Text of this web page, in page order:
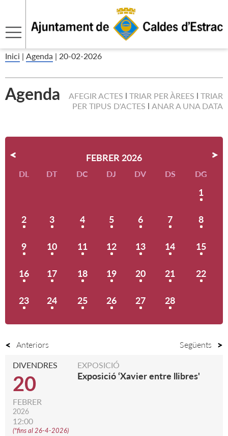
Inici | Agenda | 20-02-2026
Agenda AFEGIR ACTES TRIAR PER ÀREES
TRIAR
PER TIPUS D'ACTES
ANAR A UNA DATA
FEBRER 2026
DL DT DC DJ DV DS DG
1
2 3 4 5 6 7 8
9 10 11 12 13 14 15
16 17 18 19 20 21 22
23 24 25 26 27 28
Anteriors Següents
DIVENDRES
20
FEBRER
2026
12:00
(*fins al 26-4-2026)
EXPOSICIÓ
Exposició ‘Xavier entre llibres'